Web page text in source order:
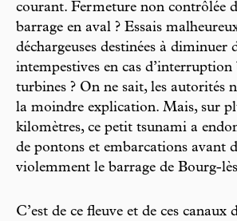
courant. Fermeture non contrôlée
barrage en aval ? Essais
déchargeuses destinées à diminuer
intempestives en cas d’interruption
turbines ? On ne sait, les autorités
la moindre explication. Mais, sur
kilomètres, ce petit tsunami a
de pontons et embarcations avant
violemment le barrage de Bourg-
C’est de ce fleuve et de ces canaux